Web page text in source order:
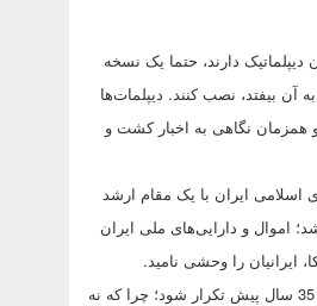
دارند، حتما یک نسخه
آن بیفتد، نصب کنند. دیپلمات‌ها
و همزمان نگاهی به اخبار کشت و
اسلامی ایران با یک مقام ارشد
اموال و دارایی‌های ملی ایران
ایرانیان را وحشی نامید.
اکنون پس از سه دهه، حسن روحانی با رئیس‌جمهور ایالات متحده آمریکا گفتگو می‌کند. قرار نیست اتفاقات 35 سال پیش تکرار شود؛ چرا که نه